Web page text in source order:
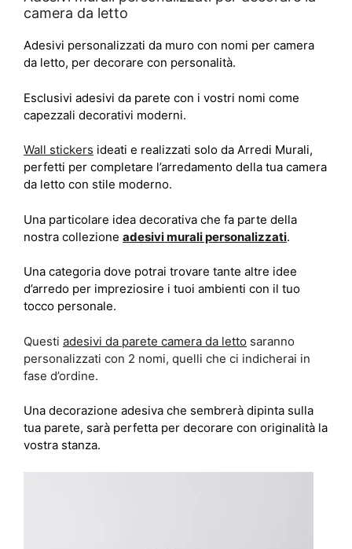
camera da letto
Adesivi personalizzati da muro con nomi per camera
da letto, per decorare con personalità.
Esclusivi adesivi da parete con i vostri nomi come
capezzali decorativi moderni.
Wall stickers ideati e realizzati solo da Arredi Murali,
perfetti per completare l’arredamento della tua camera
da letto con stile moderno.
Una particolare idea decorativa che fa parte della
nostra collezione adesivi murali personalizzati.
Una categoria dove potrai trovare tante altre idee
d’arredo per impreziosire i tuoi ambienti con il tuo
tocco personale.
Questi adesivi da parete camera da letto saranno
personalizzati con 2 nomi, quelli che ci indicherai in
fase d’ordine.
Una decorazione adesiva che sembrerà dipinta sulla
tua parete, sarà perfetta per decorare con originalità la
vostra stanza.